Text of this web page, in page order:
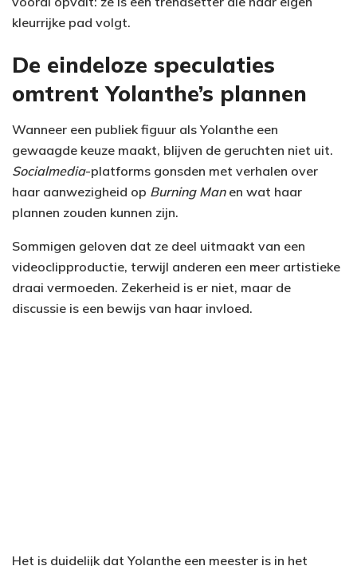
kleurrijke pad volgt.
De eindeloze speculaties
omtrent Yolanthe’s plannen
Wanneer een publiek figuur als Yolanthe een
gewaagde keuze maakt, blijven de geruchten niet uit.
Socialmedia-platforms gonsden met verhalen over
haar aanwezigheid op Burning Manen wat haar
plannen zouden kunnen zijn.
Sommigen geloven dat ze deel uitmaakt van een
videoclipproductie, terwijl anderen een meer artistieke
draai vermoeden. Zekerheid is er niet, maar de
discussie is een bewijs van haar invloed.
Het is duidelijk dat Yolanthe een meester is in het